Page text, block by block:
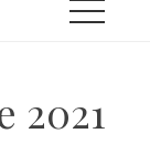
2021